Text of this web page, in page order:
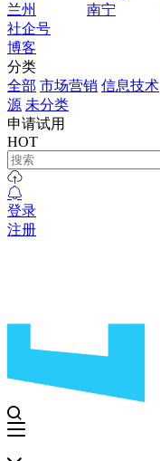
兰州
南宁
社企号
博客
分类
全部 市场营销 信息技术
源 未分类
申请试用
HOT
登录
注册